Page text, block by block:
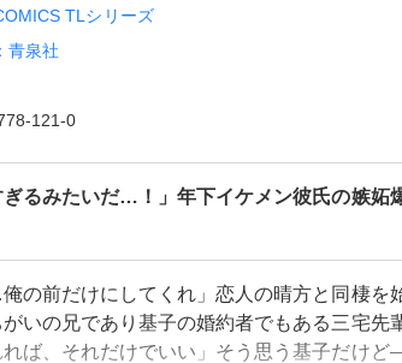
TLシリーズ
青泉社
121-0
ぎるみたいだ…！」年下イケメン彼氏の嫉妬
の前だけにしてくれ」恋人の晴方と同棲を
いの兄であり基子の婚約者でもある三宅先
ば、それだけでいい」そう思う基子だけど